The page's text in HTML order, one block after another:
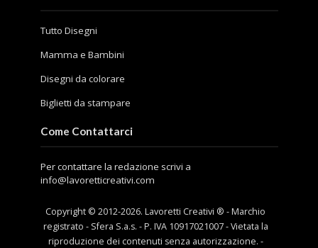
Tutto Disegni
Mamma e Bambini
Disegni da colorare
Biglietti da stampare
Come Contattarci
Per contattare la redazione scrivi a
info@lavoretticreativi.com
Copyright © 2012-2026. Lavoretti Creativi ® - Marchio
registrato - Sfera S.a.s. - P. IVA 10917021007 - Vietata la
riproduzione dei contenuti senza autorizzazione. -